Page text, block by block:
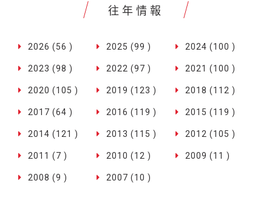
往年情報
2026 (56 ) 2025 (99 ) 2024 (100 )
2023 (98 ) 2022 (97 ) 2021 (100 )
2020 (105 ) 2019 (123 ) 2018 (112 )
2017 (64 ) 2016 (119 ) 2015 (119 )
2014 (121 ) 2013 (115 ) 2012 (105 )
2011 (7 ) 2010 (12 ) 2009 (11 )
2008 (9 ) 2007 (10 )